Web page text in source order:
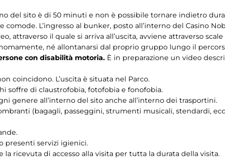
del sito è di 50 minuti e non è possibile tornare indietro
comode. L’ingresso al bunker, posto all’interno del Casino
attraverso il quale si arriva all’uscita, avviene attraverso
né allontanarsi dal proprio gruppo lungo il
con disabilità motoria.È in preparazione un video
coincidono. L’uscita è situata nel Parco.
soffre di claustrofobia, fotofobia e fonofobia.
genere all’interno del sito anche all’interno dei trasportini.
(bagagli, passeggini, strumenti musicali, stendardi,
presenti servizi igienici.
la ricevuta di accesso alla visita per tutta la durata della visita.